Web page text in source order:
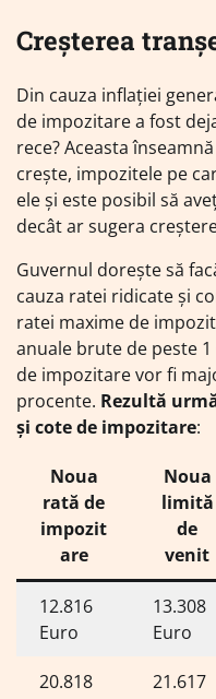
Creșterea
Din cauza inflației
de impozitare a fost
rece? Aceasta
crește, impozitele pe
ele și este posibil să
decât ar sugera
Guvernul dorește să
cauza ratei ridicate și
ratei maxime de
anuale brute de peste
de impozitare vor fi
procente. Rezultă
și cote de impozitare:
Noua
rată de
impozit
are
Noua
limită
de
venit
12.816
Euro
13.308
Euro
20.818
21.617